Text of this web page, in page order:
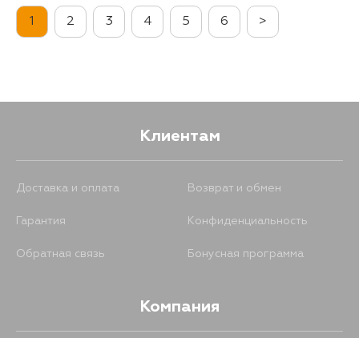
1 2 3 4 5 6 >
Клиентам
Доставка и оплата Возврат и обмен
Гарантия Конфиденциальность
Обратная связь Бонусная программа
Компания